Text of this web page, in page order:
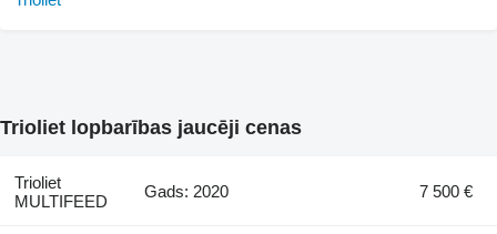
Trioliet lopbarības jaucēji cenas
Trioliet
MULTIFEED
Gads: 2020 7 500 €